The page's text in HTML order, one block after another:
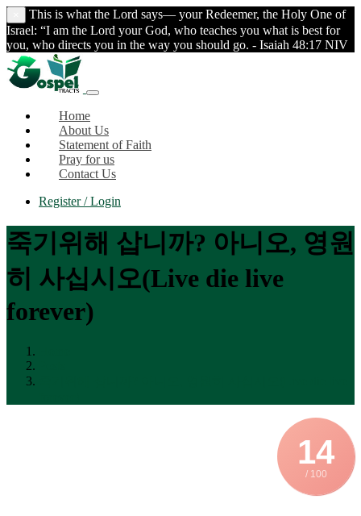
This is what the Lord says— your Redeemer, the Holy One of
Israel: “I am the Lord your God, who teaches you what is best for
you, who directs you in the way you should go. - Isaiah 48:17 NIV
Home
About Us
Statement of Faith
Pray for us
Contact Us
Register / Login
죽기위해 삽니까? 아니오, 영원
히 사십시오(Live die live
forever)
14
/ 100